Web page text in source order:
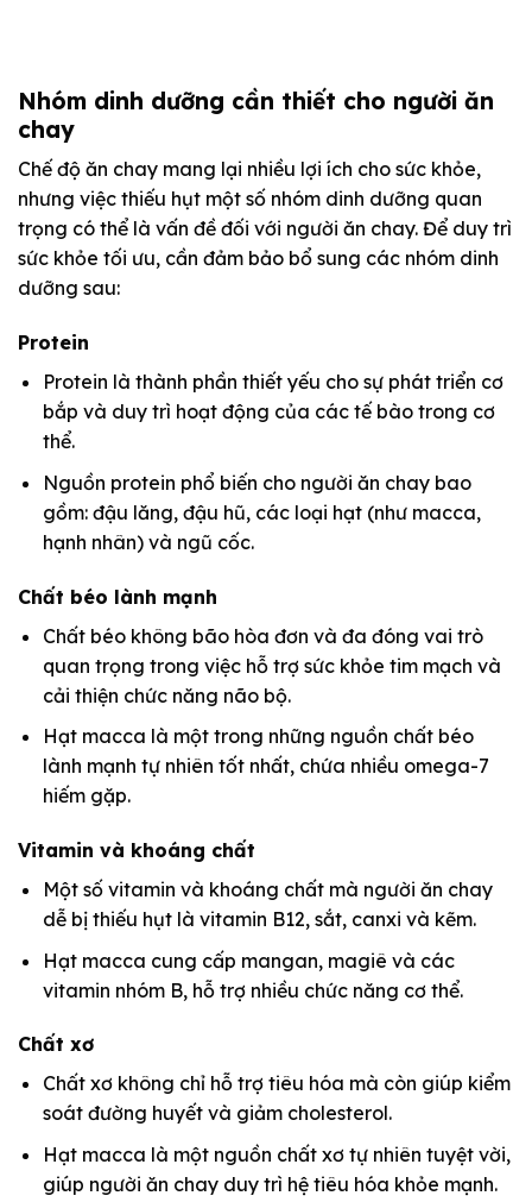
Nhóm dinh dưỡng cần thiết cho người ăn
chay
Chế độ ăn chay mang lại nhiều lợi ích cho sức khỏe,
nhưng việc thiếu hụt một số nhóm dinh dưỡng quan
trọng có thể là vấn đề đối với người ăn chay. Để duy trì
sức khỏe tối ưu, cần đảm bảo bổ sung các nhóm dinh
dưỡng sau:
Protein
Protein là thành phần thiết yếu cho sự phát triển cơ
bắp và duy trì hoạt động của các tế bào trong cơ
thể.
Nguồn protein phổ biến cho người ăn chay bao
gồm: đậu lăng, đậu hũ, các loại hạt (như macca,
hạnh nhân) và ngũ cốc.
Chất béo lành mạnh
Chất béo không bão hòa đơn và đa đóng vai trò
quan trọng trong việc hỗ trợ sức khỏe tim mạch và
cải thiện chức năng não bộ.
Hạt macca là một trong những nguồn chất béo
lành mạnh tự nhiên tốt nhất, chứa nhiều omega-7
hiếm gặp.
Vitamin và khoáng chất
Một số vitamin và khoáng chất mà người ăn chay
dễ bị thiếu hụt là vitamin B12, sắt, canxi và kẽm.
Hạt macca cung cấp mangan, magiê và các
vitamin nhóm B, hỗ trợ nhiều chức năng cơ thể.
Chất xơ
Chất xơ không chỉ hỗ trợ tiêu hóa mà còn giúp kiểm
soát đường huyết và giảm cholesterol.
Hạt macca là một nguồn chất xơ tự nhiên tuyệt vời,
giúp người ăn chay duy trì hệ tiêu hóa khỏe mạnh.